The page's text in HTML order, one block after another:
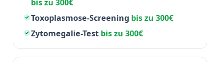
bis zu 300€
Toxoplasmose-Screening bis zu 300€
Zytomegalie-Test bis zu 300€